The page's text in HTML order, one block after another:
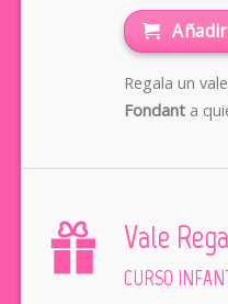
Regala un
Fondanta
Vale
CURSO